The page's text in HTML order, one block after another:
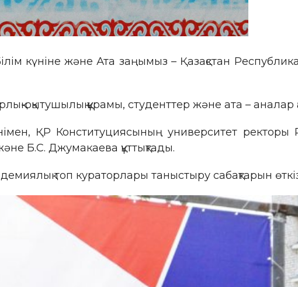
күніне және Ата заңымыз – Қазақстан
оқытушылық құрамы, студенттер және ата – аналар
ҚР Конституциясының университет ректоры
Б.С. Джумакаева құттықтады.
топ кураторлары таныстыру сабақтарын